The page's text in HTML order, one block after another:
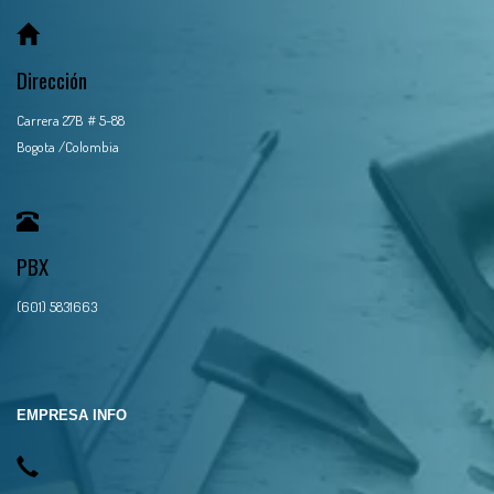
Dirección
Carrera 27B # 5-88
Bogota /Colombia
PBX
(601) 5831663
EMPRESA INFO